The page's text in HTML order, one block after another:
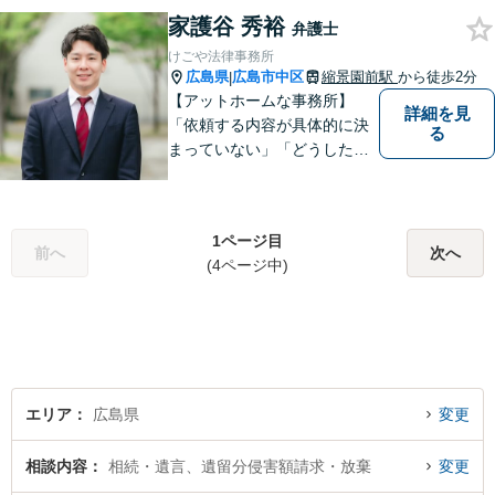
せください。丁寧にお話を伺
い、お一人おひとりに合った
解決方法を提案します。
家護谷 秀裕 弁護士
けごや法律事務所
広島県|広島市中区 縮景園前駅 から徒歩2分
【アットホームな事務所】
「依頼する内容が具体的に決
まっていない」「どうしたら
件、借金問題、消費者被害を
取り扱っております。
詳細を見
る
前へ
1ページ目
(4ページ中)
次へ
エリア 広島県 変更
相談内容 相続・遺言、遺留分侵害額請求・放棄 変更